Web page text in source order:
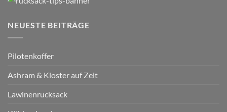
NEUESTE BEITRÄGE
Pilotenkoffer
Ashram & Kloster auf Zeit
Lawinenrucksack